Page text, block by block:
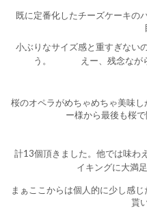
既に定番化したチーズケーキの
小ぶりなサイズ感と重すぎない
う。
えー、残念な
桜のオペラがめちゃめちゃ美味
ー様から最後も桜
計13個頂きました。他では味わ
イキングに大満
まぁここからは個人的に少し感
貰